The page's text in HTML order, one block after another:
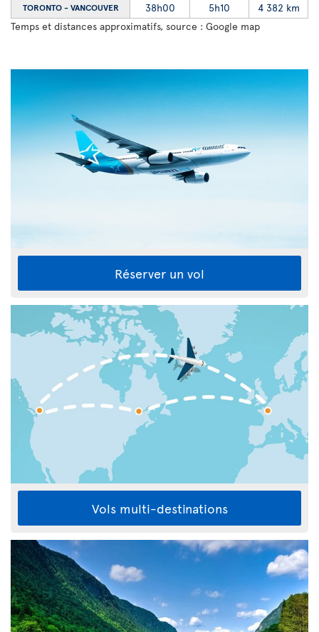
TORONTO - VANCOUVER 38h00 5h10
4 382 km
Temps et distances approximatifs, source : Google map
Réserver un vol
Vols multi-destinations